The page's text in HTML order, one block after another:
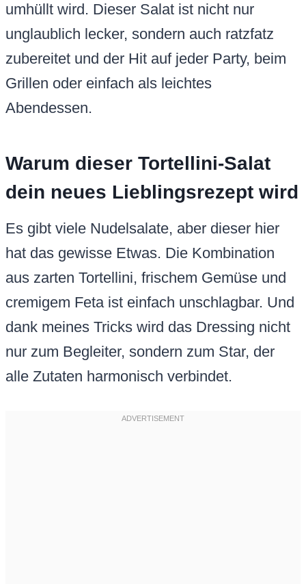
umhüllt wird. Dieser Salat ist nicht nur
unglaublich lecker, sondern auch ratzfatz
zubereitet und der Hit auf jeder Party, beim
Grillen oder einfach als leichtes
Abendessen.
Warum dieser Tortellini-Salat
dein neues Lieblingsrezept wird
Es gibt viele Nudelsalate, aber dieser hier
hat das gewisse Etwas. Die Kombination
aus zarten Tortellini, frischem Gemüse und
cremigem Feta ist einfach unschlagbar. Und
dank meines Tricks wird das Dressing nicht
nur zum Begleiter, sondern zum Star, der
alle Zutaten harmonisch verbindet.